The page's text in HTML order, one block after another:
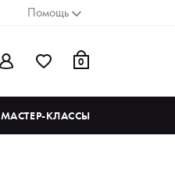
Помощь
0
МАСТЕР-КЛАССЫ